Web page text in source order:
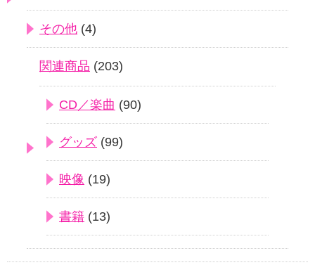
その他 (4)
関連商品 (203)
CD／楽曲 (90)
グッズ (99)
映像 (19)
書籍 (13)